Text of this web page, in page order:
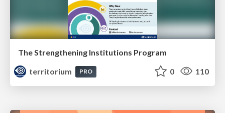
The Strengthening Institutions Program
territorium
PRO 0 110